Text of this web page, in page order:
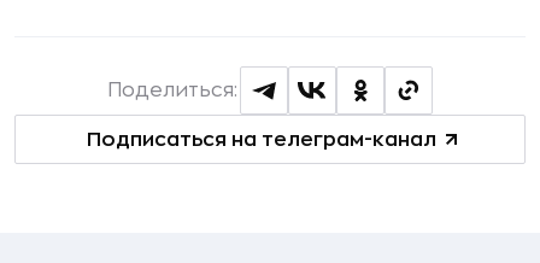
Подписаться на телеграм-канал
Поделиться: